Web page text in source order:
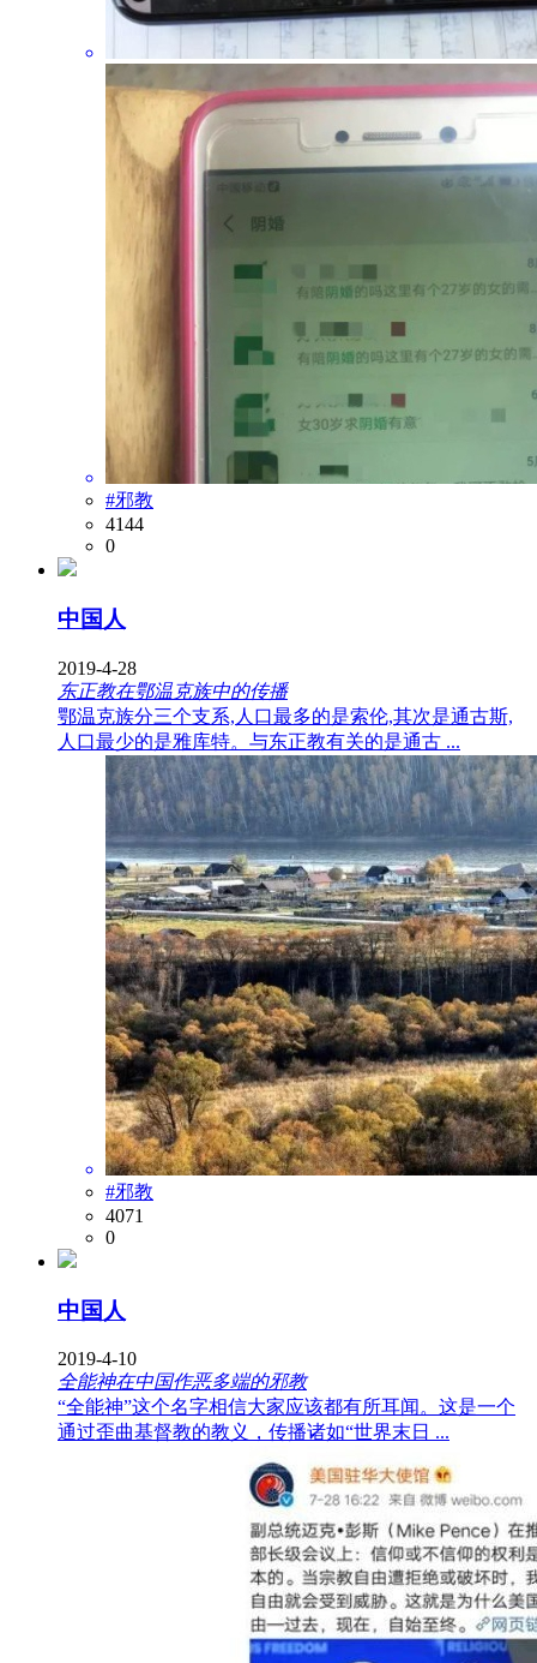
#邪教
4144
0
中国人
2019-4-28
东正教在鄂温克族中的传播
鄂温克族分三个支系,人口最多的是索伦,其次是通古斯,
人口最少的是雅库特。与东正教有关的是通古 ...
#邪教
4071
0
中国人
2019-4-10
全能神在中国作恶多端的邪教
“全能神”这个名字相信大家应该都有所耳闻。这是一个
通过歪曲基督教的教义，传播诸如“世界末日 ...